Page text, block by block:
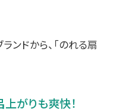
ンドから、「のれる扇
がりも爽快！